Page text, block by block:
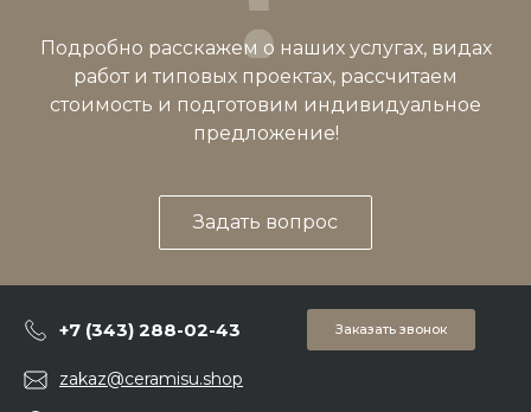
Подробно расскажем о наших услугах, видах
работ и типовых проектах, рассчитаем
стоимость и подготовим индивидуальное
предложение!
Задать вопрос
+7 (343) 288-02-43 Заказать звонок
zakaz@ceramisu.shop